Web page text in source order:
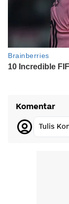
Komentar
Tulis